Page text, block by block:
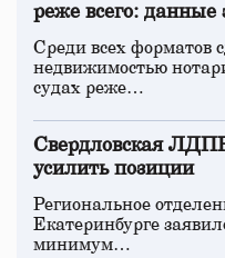
реже всего: данные
Среди всех форматов
недвижимостью
судах реже…
Свердловская
усилить позиции
Региональное
Екатеринбурге
минимум…